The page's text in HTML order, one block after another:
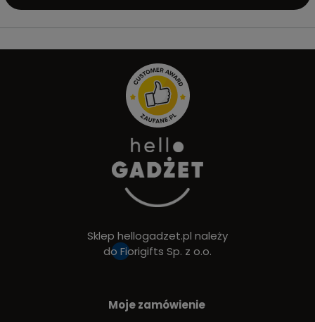
Sklep hellogadzet.pl należy
do Fiorigifts Sp. z o.o.
Moje zamówienie